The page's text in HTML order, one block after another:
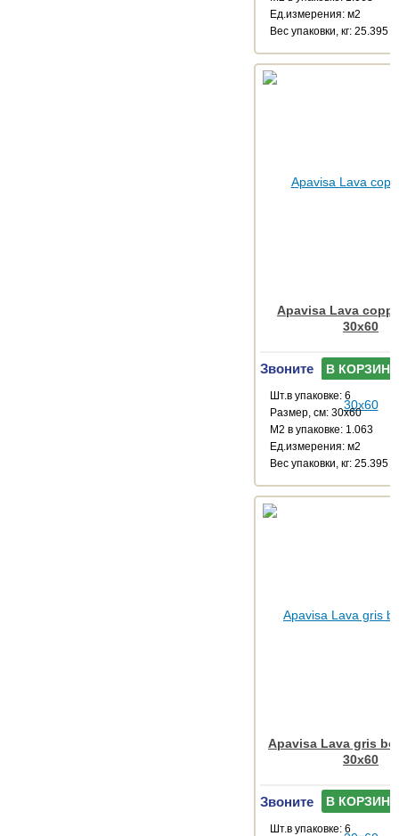
Ед.измерения: м2
Веc упаковки, кг: 25.395
Apavisa Lava
30x60
Звоните В КОРЗИНУ
Шт.в упаковке: 6
Размер, см: 30x60
М2 в упаковке: 1.063
Ед.измерения: м2
Веc упаковки, кг: 25.395
Apavisa Lava gris
30x60
Звоните В КОРЗИНУ
Шт.в упаковке: 6